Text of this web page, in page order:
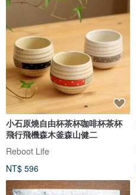
小石原燒自由杯茶杯咖啡杯茶杯
飛行飛機森木釜森山健二
Reboot Life
NT$ 596